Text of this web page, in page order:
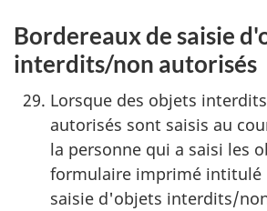
Bordereaux de saisie
interdits/non autorisés
Lorsque des objets
autorisés sont saisis au
la personne qui a saisi les
formulaire imprimé intitulé
saisie d'objets interdits/